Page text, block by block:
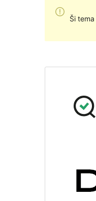
Ši tema